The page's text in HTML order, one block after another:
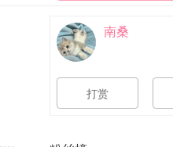
南桑
打赏